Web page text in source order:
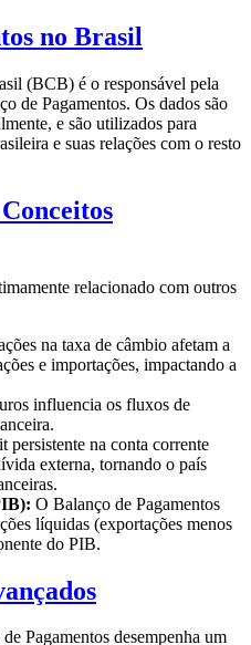
no Brasil
(BCB) é o responsável pela
de Pagamentos. Os dados são
e são utilizados para
e suas relações com o resto
relacionado com outros
na taxa de câmbio afetam a
e importações, impactando a
influencia os fluxos de
persistente na conta corrente
externa, tornando o país
O Balanço de Pagamentos
líquidas (exportações menos
do PIB.
Pagamentos desempenha um